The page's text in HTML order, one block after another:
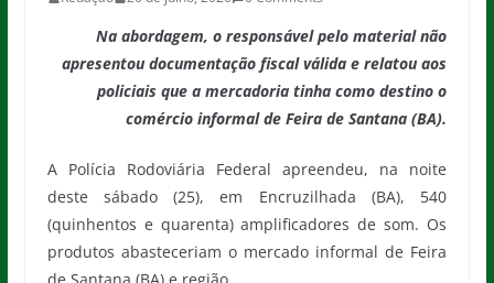
Na abordagem,o responsável pelo material não
apresentoudocumentação fiscal válida e relatou aos
policiais que a mercadoria tinha como destino o
comércio informal de Feira de Santana (BA).
A Polícia Rodoviária Federal apreendeu, na noite
deste sábado (25), em Encruzilhada (BA), 540
(quinhentos e quarenta) amplificadores de som. Os
produtos abasteceriam o mercado informal de Feira